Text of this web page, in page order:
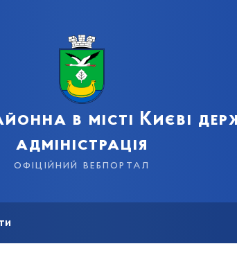
в місті Києві
адміністрація
офіційний вебпортал